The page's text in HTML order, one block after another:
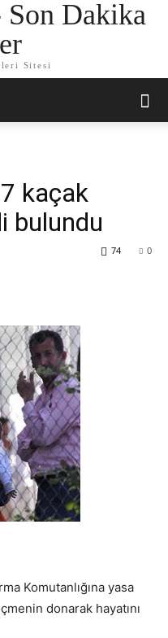
Dakika
Sitesi
kaçak
bulundu
0
74
Komutanlığına yasa
donarak hayatını